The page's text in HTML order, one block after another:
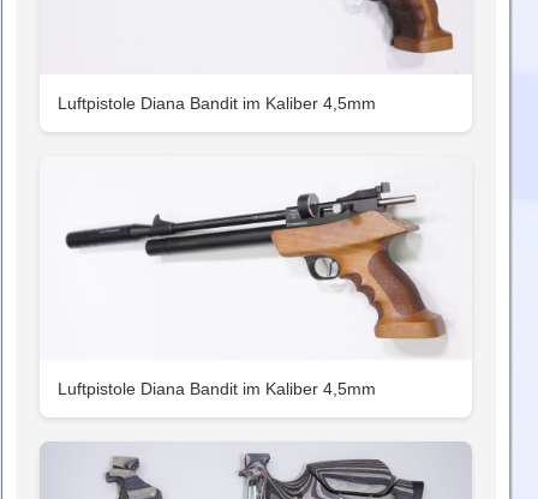
Luftpistole Diana Bandit im Kaliber 4,5mm
Luftpistole Diana Bandit im Kaliber 4,5mm